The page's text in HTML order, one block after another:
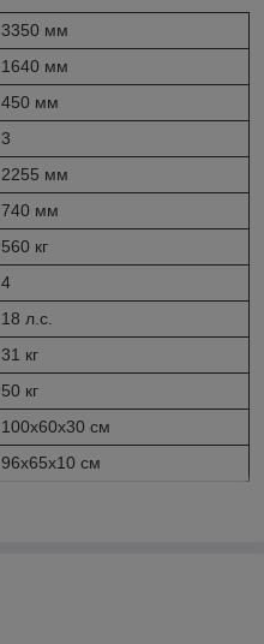
3350 мм
1640 мм
450 мм
3
2255 мм
740 мм
560 кг
4
18 л.с.
31 кг
50 кг
100x60x30 см
96х65х10 см